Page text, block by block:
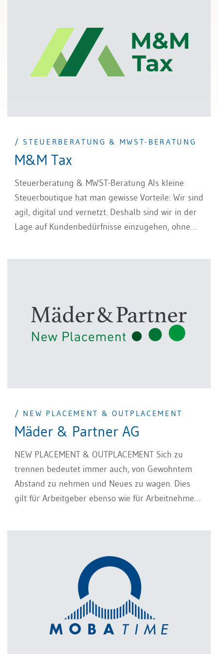
/ STEUERBERATUNG & MWST-BERATUNG
M&M Tax
Steuerberatung & MWST-Beratung Als kleine
Steuerboutique hat man gewisse Vorteile: Wir sind
agil, digital und vernetzt. Deshalb sind wir in der
Lage auf Kundenbedürfnisse einzugehen, ohne
Besten in der Branche erlernt: Die Methoden wie
wir unsere Steuerberatung erbringen haben wir
uns über Jahre in einer Big4-Steuerberatung
ehemaligen Big4-Arbeitgeber unterstützt und
/ NEW PLACEMENT & OUTPLACEMENT
Mäder & Partner AG
NEW PLACEMENT & OUTPLACEMENT Sich zu
trennen bedeutet immer auch, von Gewohntem
Abstand zu nehmen und Neues zu wagen. Dies
gilt für Arbeitgeber ebenso wie für Arbeitnehmer.
verschiedensten Gründen ausgesprochen werden
müssen. Mäder & Partner New Placement
unterstützt Ihre Mitarbeiter bei der beruflichen
Neuorientierung mit einem Outplacement oder
mit einem New Placement. Wir arbeiten stets
bedürfnisorientiert: Wir sind in der Lage, ein auf